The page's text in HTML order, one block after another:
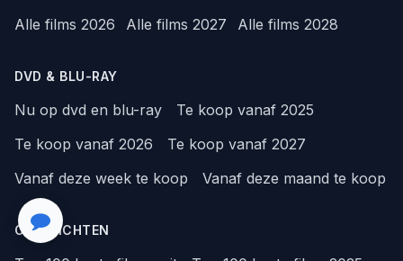
Alle films 2026
Alle films 2027 Alle films 2028
DVD & BLU-RAY
Nu op dvd en blu-ray
Te koop vanaf 2025
Te koop vanaf 2026
Te koop vanaf 2027
Vanaf deze week te koop
Vanaf deze maand te koop
OVERZICHTEN